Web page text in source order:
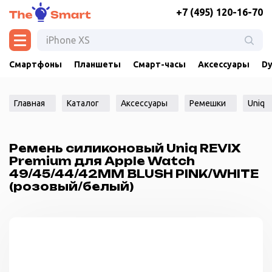
+7 (495) 120-16-70
Смартфоны Планшеты Смарт-часы Аксессуары
Главная Каталог Аксессуары Ремешки Uniq
Ремень силиконовый Uniq REVIX
Premium для Apple Watch
49/45/44/42MM BLUSH PINK/WHITE
(розовый/белый)